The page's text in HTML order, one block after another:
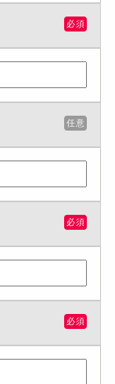
必須
任意
必須
必須